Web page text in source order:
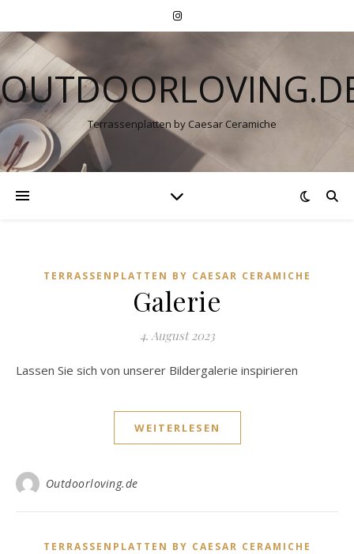
Terrassenplatten by Caesar Ceramiche
TERRASSENPLATTEN BY CAESAR CERAMICHE
Galerie
4. August 2023
Lassen Sie sich von unserer Bildergalerie inspirieren
WEITERLESEN
Outdoorloving.de
TERRASSENPLATTEN BY CAESAR CERAMICHE